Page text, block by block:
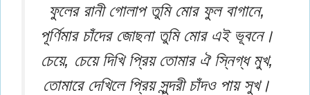
ফুলের রানী গোলাপ তুমি মোর ফুল বাগানে,
পূর্ণিমার চাঁদের জোছনা তুমি মোর এই ভূবনে।
চেয়ে, চেয়ে দিখি প্রিয় তোমার ঐ স্নিগ্ধ মুখ,
তোমারে দেখিলে প্রিয় সুন্দরী চাঁদও পায় সুখ।